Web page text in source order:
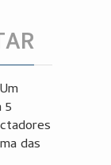
5
das